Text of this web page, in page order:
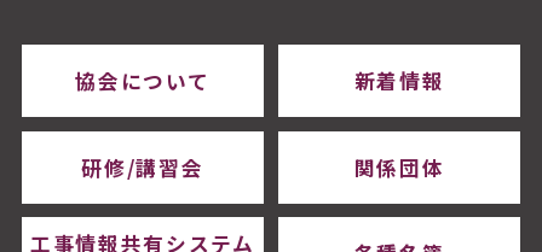
協会について 新着情報
研修/講習会 関係団体
工事情報共有システム